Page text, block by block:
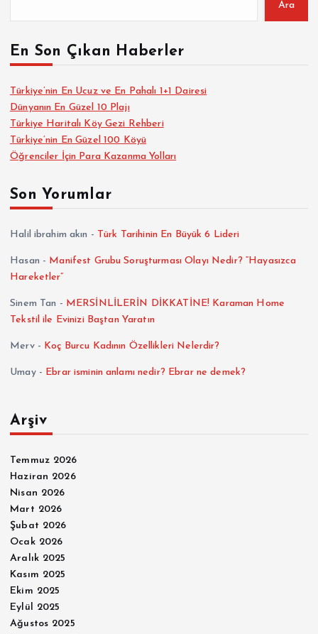
Ara
En Son Çıkan Haberler
Türkiye’nin En Ucuz ve En Pahalı 1+1 Dairesi
Dünyanın En Güzel 10 Plajı
Türkiye Haritalı Köy Gezi Rehberi
Türkiye’nin En Güzel 100 Köyü
Öğrenciler İçin Para Kazanma Yolları
Son Yorumlar
Halil ibrahim akın - Türk Tarihinin En Büyük 6 Lideri
Hasan - Manifest Grubu Soruşturması Olayı Nedir? “Hayasızca
Hareketler”
Sinem Tan - MERSİNLİLERİN DİKKATİNE! Karaman Home
Tekstil ile Evinizi Baştan Yaratın
Merv- Koç Burcu Kadının Özellikleri Nelerdir?
Umay- Ebrar isminin anlamı nedir? Ebrar ne demek?
Arşiv
Temmuz 2026
Haziran 2026
Nisan 2026
Mart 2026
Şubat 2026
Ocak 2026
Aralık 2025
Kasım 2025
Ekim 2025
Eylül 2025
Ağustos 2025